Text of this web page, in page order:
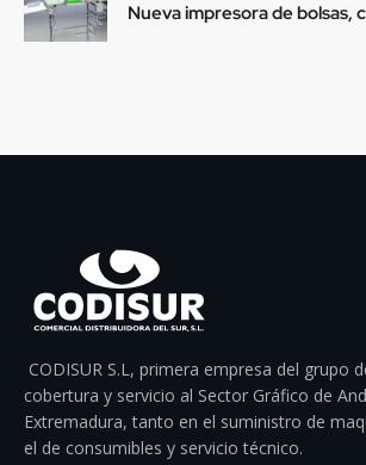
Nueva impresora de bolsas,
CODISUR S.L, primera empresa del grupo
cobertura y servicio al Sector Gráfico de
Extremadura, tanto en el suministro de
el de consumibles y servicio técnico.